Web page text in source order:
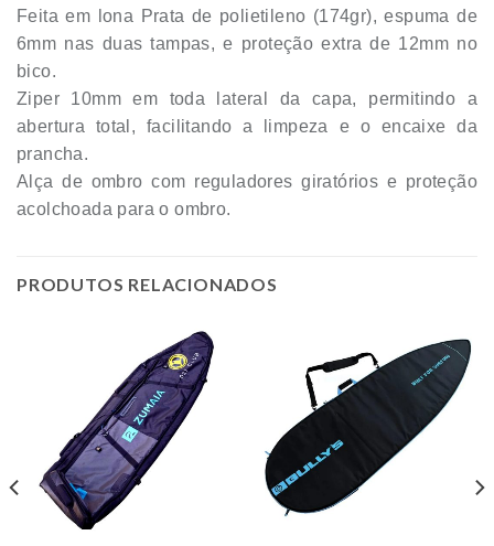
Feita em lona Prata de polietileno (174gr), espuma de
6mm nas duas tampas, e proteção extra de 12mm no
bico.
Ziper 10mm em toda lateral da capa, permitindo a
abertura total, facilitando a limpeza e o encaixe da
prancha.
Alça de ombro com reguladores giratórios e proteção
acolchoada para o ombro.
PRODUTOS RELACIONADOS